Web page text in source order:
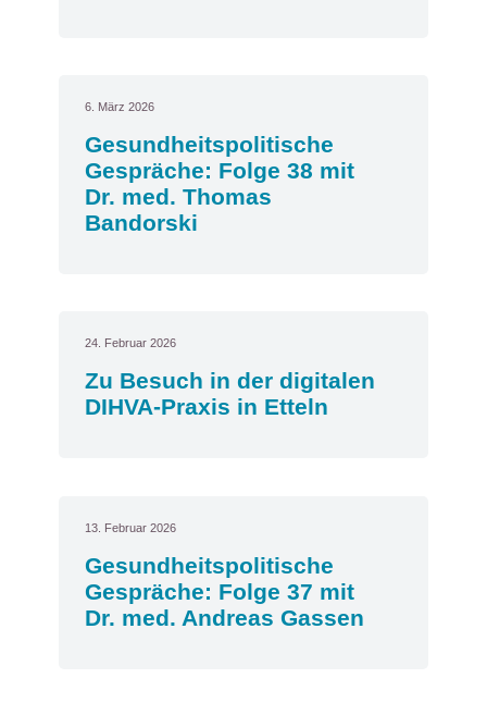
6. März 2026
Gesundheitspolitische
Gespräche: Folge 38 mit
Dr. med. Thomas
Bandorski
24. Februar 2026
Zu Besuch in der digitalen
DIHVA-Praxis in Etteln
13. Februar 2026
Gesundheitspolitische
Gespräche: Folge 37 mit
Dr. med. Andreas Gassen